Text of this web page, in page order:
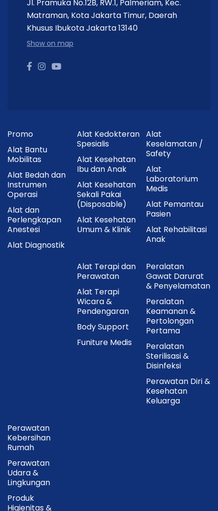
Jl. Pramuka No.12B, RW.1, Palmeriam, Kec.
Matraman, Kota Jakarta Timur, Daerah
Khusus Ibukota Jakarta 13140
Show on map
Promo
Alat Bantu
Mobilitas
Alat Bedah dan
Instrumen
Operasi
Alat dan
Perlengkapan
Anestesi
Alat Diagnostik
Alat Kedokteran
Spesialis
Alat Kesehatan
Ibu dan Anak
Alat Kesehatan
Sekali Pakai
(Disposable)
Alat Kesehatan
Umum & Klinik
Alat
Keselamatan /
Safety
Alat
Laboratorium
Medis
Alat Pemantau
Pasien
Alat Rehabilitasi
Anak
Alat Terapi dan
Perawatan
Alat Terapi
Wicara &
Pendengaran
Body Support
Funiture Medis
Peralatan
Gawat Darurat
& Penyelamatan
Peralatan
Keamanan &
Pertolongan
Pertama
Peralatan
Sterilisasi &
Disinfeksi
Perawatan Diri &
Kesehatan
Keluarga
Perawatan
Kebersihan
Rumah
Perawatan
Udara &
Lingkungan
Produk
Higienitas &